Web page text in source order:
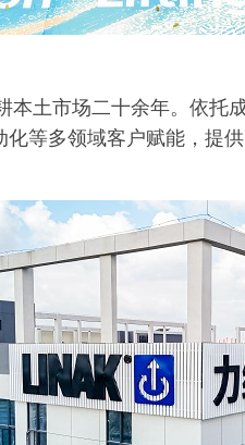
本土市场二十余年。依托
等多领域客户赋能，提